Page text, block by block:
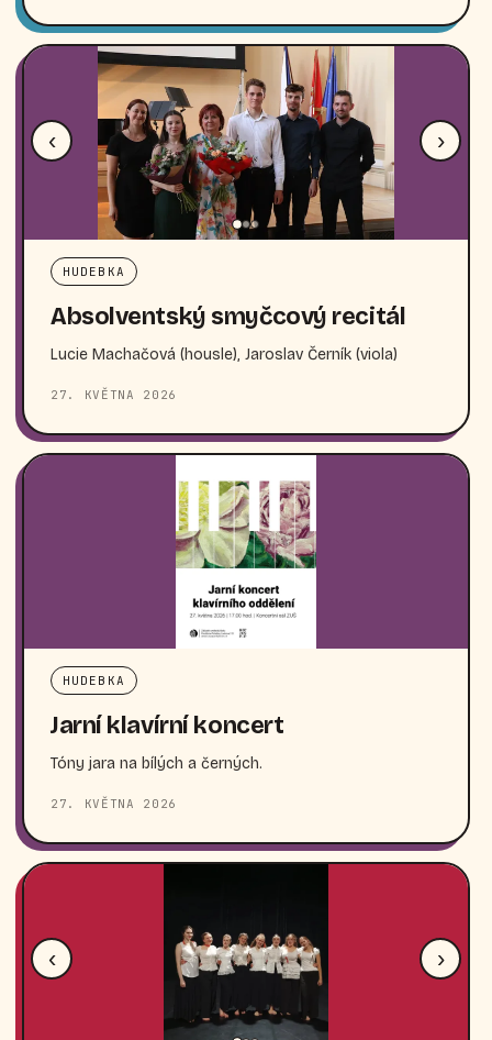
‹ ›
HUDEBKA
Absolventský smyčcový recitál
Lucie Machačová (housle), Jaroslav Černík (viola)
27. KVĚTNA 2026
HUDEBKA
Jarní klavírní koncert
Tóny jara na bílých a černých.
27. KVĚTNA 2026
‹ ›